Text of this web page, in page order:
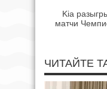
Kia
матчи
ЧИТАЙТЕ